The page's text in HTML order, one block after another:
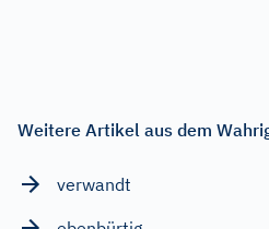
Weitere Artikel aus dem
verwandt